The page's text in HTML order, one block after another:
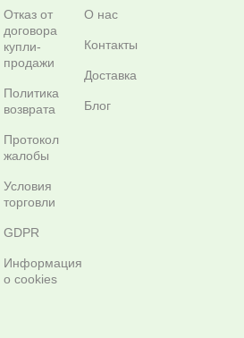
Отказ от
договора
купли-
продажи
Политика
возврата
Протокол
жалобы
Условия
торговли
GDPR
Информация
о cookies
О нас
Контакты
Доставка
Блог